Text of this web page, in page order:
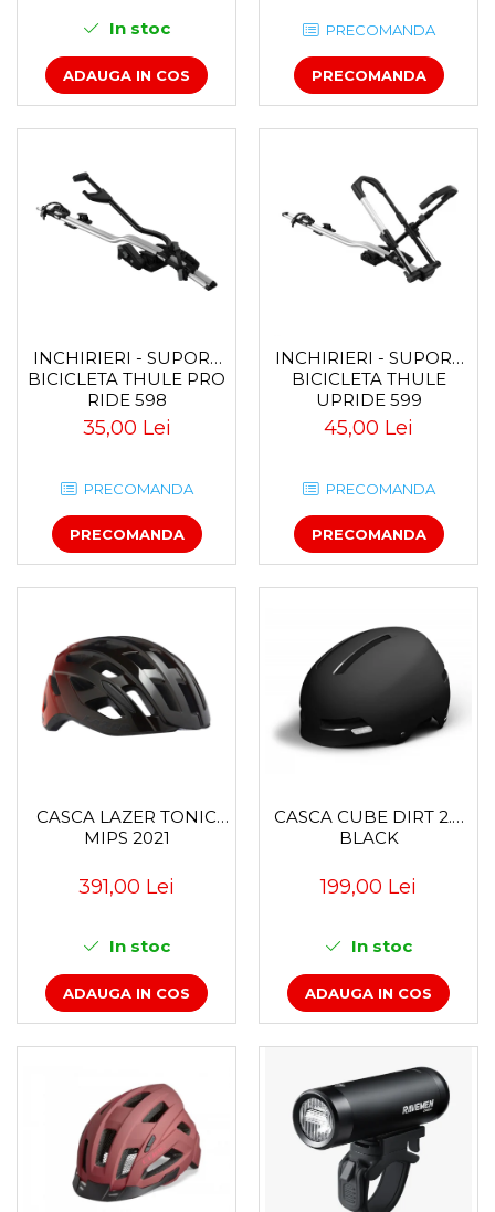
In stoc
ADAUGA IN COS
PRECOMANDA
PRECOMANDA
INCHIRIERI - SUPORT
BICICLETA THULE PRO
RIDE 598
35,00 Lei
PRECOMANDA
PRECOMANDA
INCHIRIERI - SUPORT
BICICLETA THULE
UPRIDE 599
45,00 Lei
PRECOMANDA
PRECOMANDA
CASCA LAZER TONIC
MIPS 2021
391,00 Lei
In stoc
ADAUGA IN COS
CASCA CUBE DIRT 2.0
BLACK
199,00 Lei
In stoc
ADAUGA IN COS